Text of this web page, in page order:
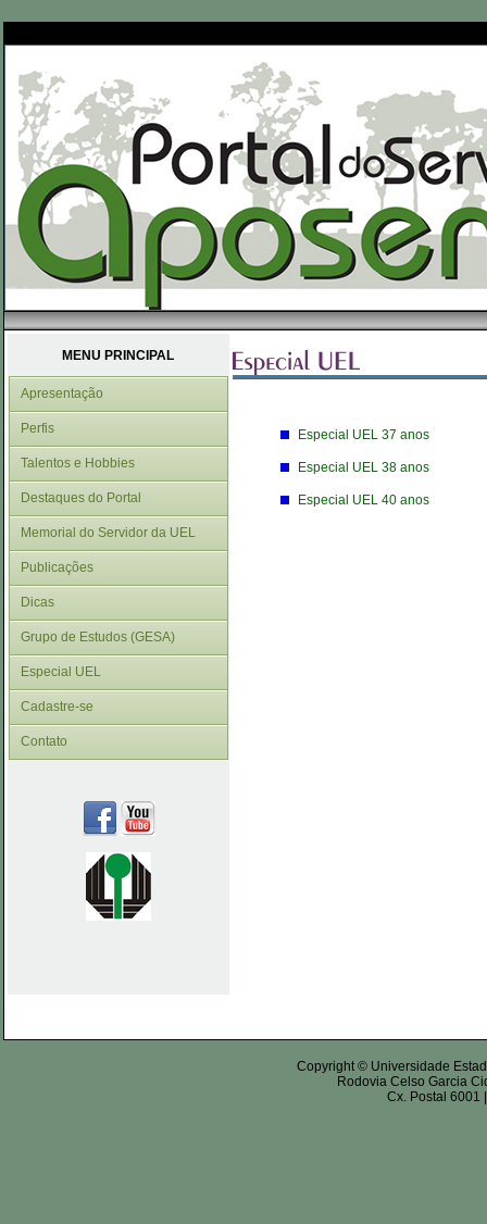
MENU PRINCIPAL
Apresentação
Perfis
Talentos e Hobbies
Destaques do Portal
Memorial do Servidor da UEL
Publicações
Dicas
Grupo de Estudos (GESA)
Especial UEL
Cadastre-se
Contato
Especial UEL 37 anos
Especial UEL 38 anos
Especial UEL 40 anos
Copyright © Universidade
Rodovia Celso Garcia
Cx. Postal 6001